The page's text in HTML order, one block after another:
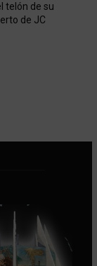
telón de su
de JC